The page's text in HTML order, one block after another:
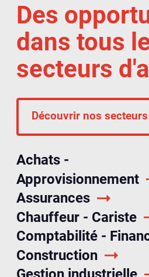
Des
dans tous
secteurs
Découvrir nos
Achats -
Approvisionnement
Assurances
Chauffeur - Cariste
Comptabilité -
Construction